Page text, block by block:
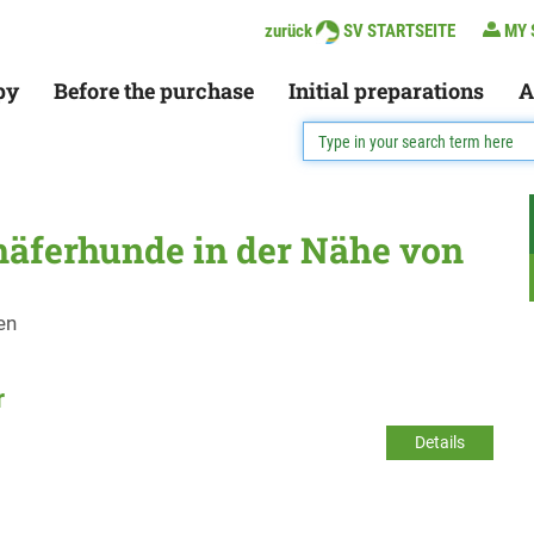
zurück SV STARTSEITE MY
Before the purchase Initial preparations
in der Nähe von
Details